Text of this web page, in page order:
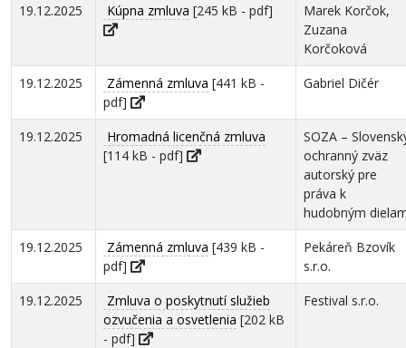
19.12.2025 Kúpna zmluva [245 kB - pdf]
Marek Korčok,
Zuzana
Korčoková
19.12.2025
Zámenná zmluva [441 kB -
pdf]
Gabriel Dičér
19.12.2025
Hromadná licenčná zmluva
[114 kB - pdf]
SOZA –
ochranný zväz
autorský pre
práva k
hudobným
19.12.2025
Zámenná zmluva [439 kB -
pdf]
Pekáreň Bzovík
s.r.o.
19.12.2025
Zmluva o poskytnutí služieb
ozvučenia a osvetlenia [202 kB
- pdf]
Festival s.r.o.